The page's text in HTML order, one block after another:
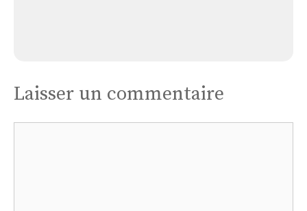
Laisser un commentaire